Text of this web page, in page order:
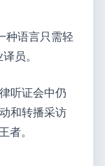
种语言只需轻
员。
听证会中仍
和转播采访
者。